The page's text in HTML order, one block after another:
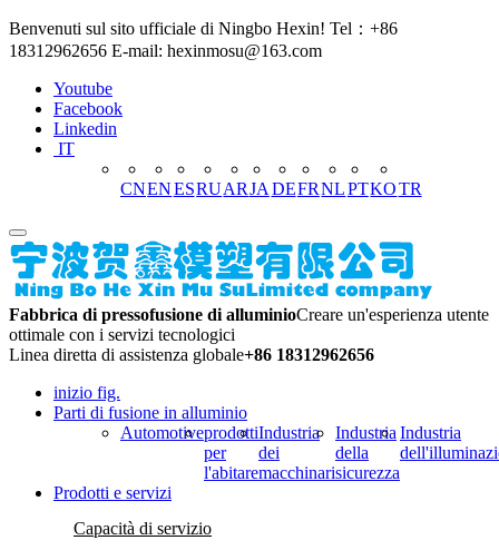
Benvenuti sul sito ufficiale di Ningbo Hexin! Tel：+86
18312962656 E-mail: hexinmosu@163.com
Youtube
Facebook
Linkedin
IT
CNENESRUARJA DEFR NLPTKOTR
Fabbrica di pressofusione di alluminioCreare un'esperienza utente
ottimale con i servizi tecnologici
Linea diretta di assistenza globale+86 18312962656
inizio fig.
Parti di fusione in alluminio
Automotiveprodotti
per
l'abitare
Industria
dei
macchinari
Industria
della
sicurezza
Industria
Prodotti e servizi
Capacità di servizio